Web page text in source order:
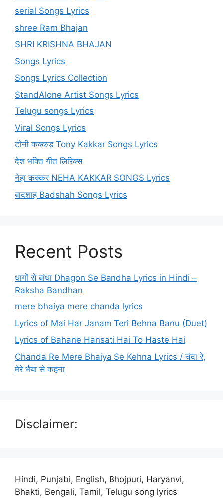
serial Songs Lyrics
shree Ram Bhajan
SHRI KRISHNA BHAJAN
Songs Lyrics
Songs Lyrics Collection
StandAlone Artist Songs Lyrics
Telugu songs Lyrics
Viral Songs Lyrics
टोनी कक्कड़ Tony Kakkar Songs Lyrics
देश भक्ति गीत लिरिक्स
नेहा कक्कर NEHA KAKKAR SONGS Lyrics
बादशाह Badshah Songs Lyrics
Recent Posts
धागों से बांधा Dhagon Se Bandha Lyrics in Hindi –
Raksha Bandhan
mere bhaiya mere chanda lyrics
Lyrics of Mai Har Janam Teri Behna Banu (Duet)
Lyrics of Bahane Hansati Hai To Haste Hai
Chanda Re Mere Bhaiya Se Kehna Lyrics / चंदा रे,
मेरे भैया से कहना
Disclaimer:
Hindi, Punjabi, English, Bhojpuri, Haryanvi,
Bhakti, Bengali, Tamil, Telugu song lyrics